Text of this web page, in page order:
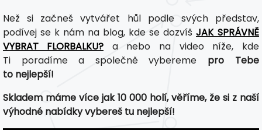
Než si začneš vytvářet hůl podle svých představ,
podívej se k nám na blog, kde se dozvíš JAK SPRÁVNĚ
VYBRAT FLORBALKU? a nebo na video níže, kde
Ti poradíme a společně vybereme pro Tebe
to nejlepší!
Skladem máme více jak 10 000 holí, věříme, že si z naší
výhodné nabídky vybereš tu nejlepší!